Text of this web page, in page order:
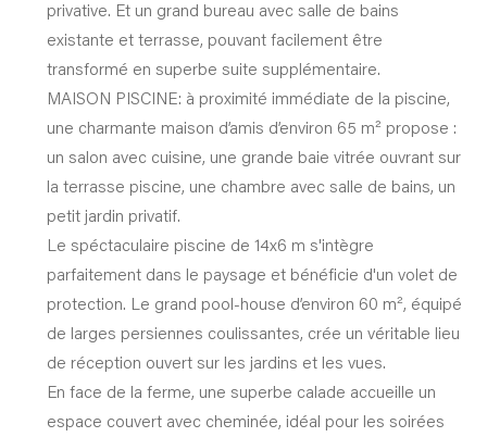
privative. Et un grand bureau avec salle de bains
existante et terrasse, pouvant facilement être
transformé en superbe suite supplémentaire.
MAISON PISCINE: à proximité immédiate de la piscine,
une charmante maison d’amis d’environ 65 m² propose :
un salon avec cuisine, une grande baie vitrée ouvrant sur
la terrasse piscine, une chambre avec salle de bains, un
petit jardin privatif.
Le spéctaculaire piscine de 14x6 m s'intègre
parfaitement dans le paysage et bénéficie d'un volet de
protection. Le grand pool-house d’environ 60 m², équipé
de larges persiennes coulissantes, crée un véritable lieu
de réception ouvert sur les jardins et les vues.
En face de la ferme, une superbe calade accueille un
espace couvert avec cheminée, idéal pour les soirées